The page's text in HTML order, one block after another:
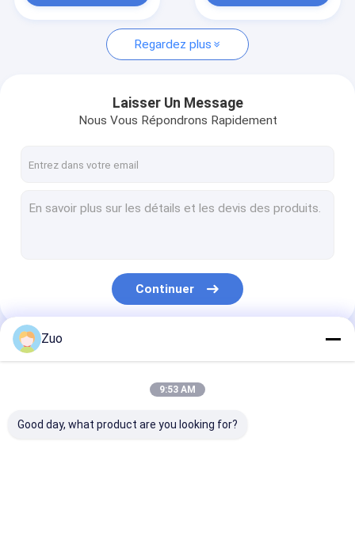
Incidence de libération d'embrayage
Roulement de moyeu de roue
Roulement à rouleaux d'aiguille
Incidence de poulie de tendeur
Regardez plus
Laisser Un Message
Nous Vous Répondrons Rapidement
Continuer
Nos Catégories
Zuo
9:53 AM
Good day, what product are you looking for?